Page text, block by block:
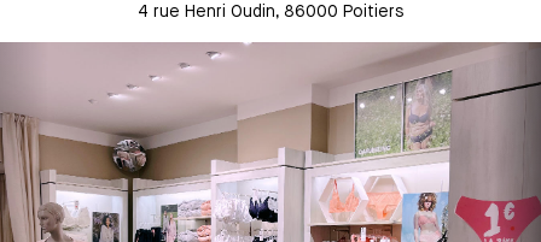
4 rue Henri Oudin, 86000 Poitiers